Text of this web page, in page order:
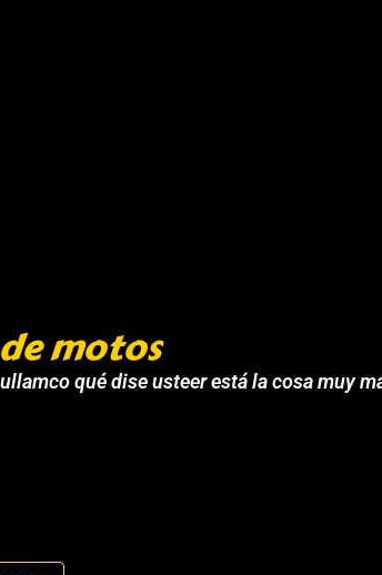
motos
qué dise usteer está la cosa muy